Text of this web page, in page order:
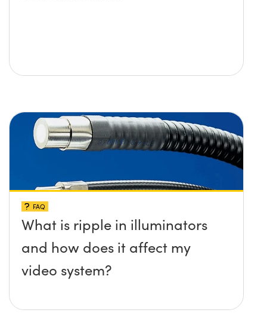
FAQ
What is ripple in illuminators
and how does it affect my
video system?